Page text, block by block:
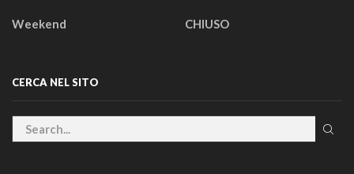
Weekend CHIUSO
CERCA NEL SITO